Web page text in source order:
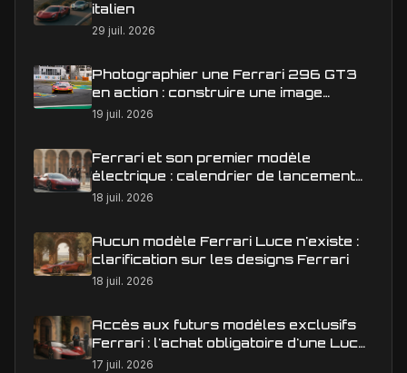
italien
29 juil. 2026
Photographier une Ferrari 296 GT3
en action : construire une image
éditoriale qui raconte la course
19 juil. 2026
Ferrari et son premier modèle
électrique : calendrier de lancement
en Europe
18 juil. 2026
Aucun modèle Ferrari Luce n'existe :
clarification sur les designs Ferrari
18 juil. 2026
Accès aux futurs modèles exclusifs
Ferrari : l'achat obligatoire d'une Luce
est-il une réalité ?
17 juil. 2026